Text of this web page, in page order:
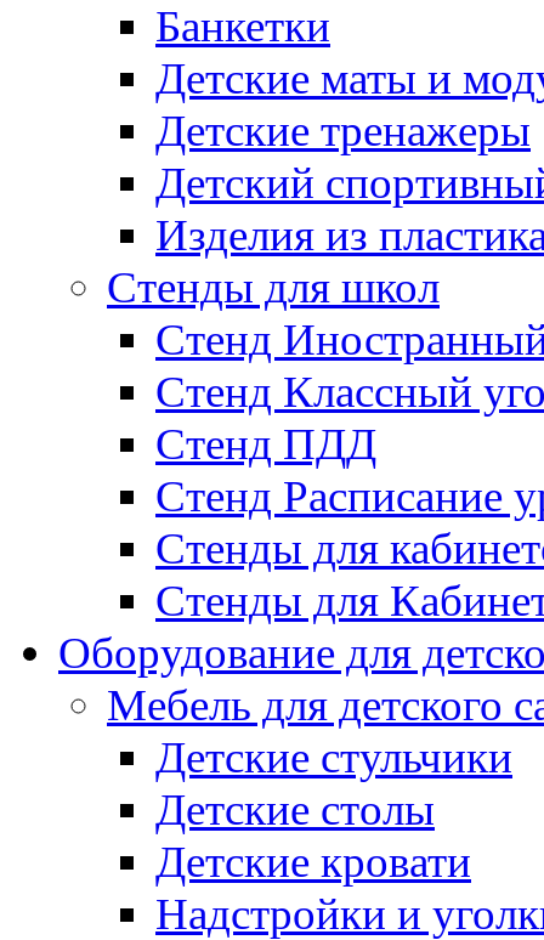
Банкетки
Детские маты и
Детские тренажеры
Детский
Изделия из
Стенды для школ
Стенд
Стенд Классный
Стенд ПДД
Стенд Расписание
Стенды для
Стенды для
Оборудование для
Мебель для детского
Детские стульчики
Детские столы
Детские кровати
Надстройки и